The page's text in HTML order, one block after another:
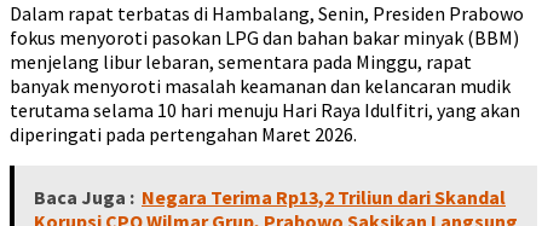
Dalam rapat terbatas di Hambalang, Senin, Presiden Prabowo
fokus menyoroti pasokan LPG dan bahan bakar minyak (BBM)
menjelang libur lebaran, sementara pada Minggu, rapat
banyak menyoroti masalah keamanan dan kelancaran mudik
terutama selama 10 hari menuju Hari Raya Idulfitri, yang akan
diperingati pada pertengahan Maret 2026.
Baca Juga : Negara Terima Rp13,2 Triliun dari Skandal